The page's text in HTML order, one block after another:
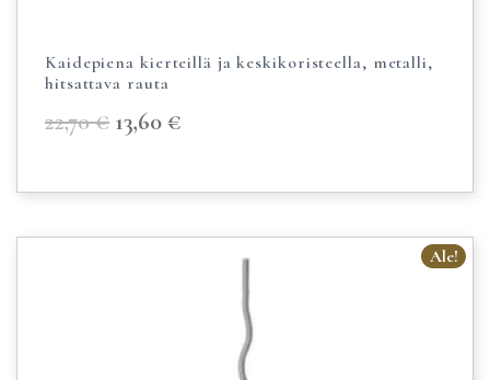
Kaidepiena kierteillä ja keskikoristeella, metalli,
hitsattava rauta
22,70€ 13,60€
Ale!